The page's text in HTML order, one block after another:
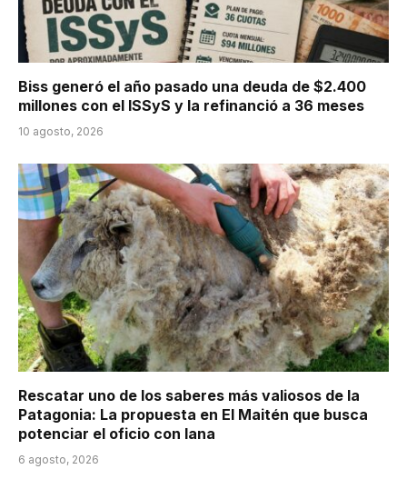
Biss generó el año pasado una deuda de $2.400
millones con el ISSyS y la refinanció a 36 meses
10 agosto, 2026
Rescatar uno de los saberes más valiosos de la
Patagonia: La propuesta en El Maitén que busca
potenciar el oficio con lana
6 agosto, 2026